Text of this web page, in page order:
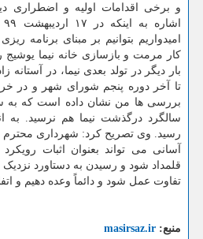
و برخی اقدامات اولیه و اضطراری
امیدواریم بتوانیم بر مبنای برنامه
کار مرمت و بازسازی خانه نیما یوشیج
بار دیگر در تولد بعدی نیما، در آستانه
تا آخر دوره پنجم شورای شهر و در
بررسی ها من نشان داده است که به
سالگرد درگذشت نیما هم نرسید. به
رسید. وی تصریح کرد: شهرداری محترم
آسانی می تواند بعنوان اثبات
قلمداد شود و رسیدن به دستاورد
تفاوت عمل شود و دائماً وعده دهیم و
منبع: masirsaz.ir